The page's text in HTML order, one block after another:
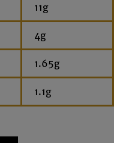
11g
4g
1.65g
1.1g